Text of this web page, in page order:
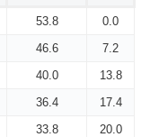
53.8
0.0
46.6
7.2
40.0
13.8
36.4
17.4
33.8
20.0